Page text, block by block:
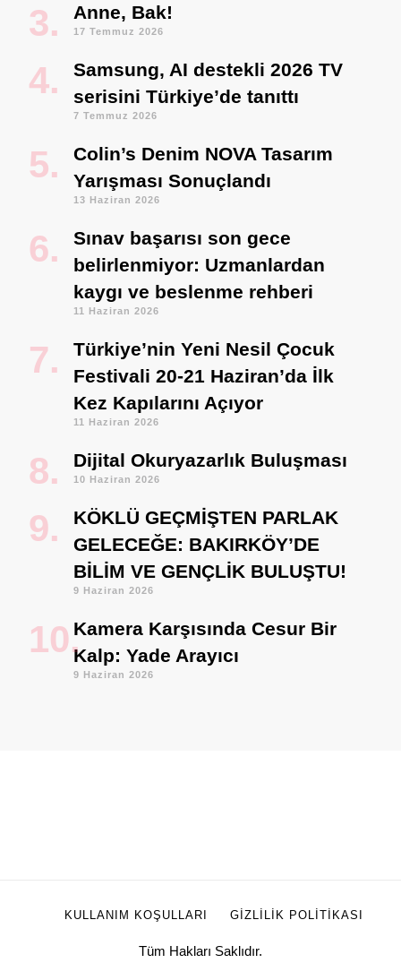
Anne, Bak!
17 Temmuz 2026
Samsung, AI destekli 2026 TV
serisini Türkiye’de tanıttı
7 Temmuz 2026
Colin’s Denim NOVA Tasarım
Yarışması Sonuçlandı
13 Haziran 2026
Sınav başarısı son gece
belirlenmiyor: Uzmanlardan
kaygı ve beslenme rehberi
11 Haziran 2026
Türkiye’nin Yeni Nesil Çocuk
Festivali 20-21 Haziran’da İlk
Kez Kapılarını Açıyor
11 Haziran 2026
Dijital Okuryazarlık Buluşması
10 Haziran 2026
KÖKLÜ GEÇMİŞTEN PARLAK
GELECEĞE: BAKIRKÖY’DE
BİLİM VE GENÇLİK BULUŞTU!
9 Haziran 2026
Kamera Karşısında Cesur Bir
Kalp: Yade Arayıcı
9 Haziran 2026
Tüm Hakları Saklıdır.
KULLANIM KOŞULLARI GIZLILIK POLITIKASI